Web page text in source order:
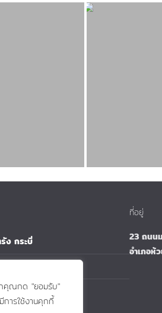
กคุณกด "ยอมรับ"
การใช้งานคุกกี้
ง กระบี่
ที่อยู่
23 ถนน
อำเภอห้